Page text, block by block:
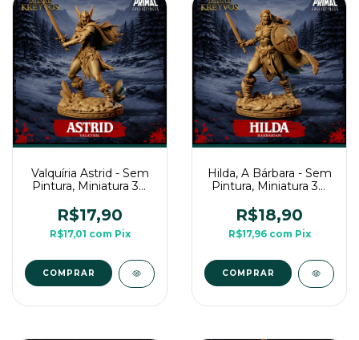
Valquíria Astrid - Sem
Pintura, Miniatura 3D
R$17,90
R$17,01 com Pix
COMPRAR
Hilda, A Bárbara - Sem
Pintura, Miniatura 3D
R$18,90
R$17,96 com Pix
COMPRAR